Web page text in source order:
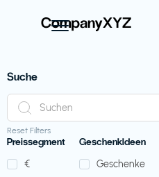
Suche
Reset Filters
Preissegment
€‎
GeschenkIdeen
Geschenke